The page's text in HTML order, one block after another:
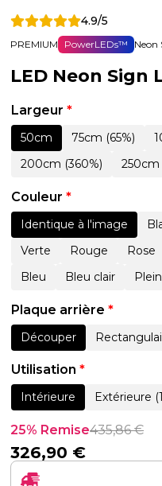
4.9/5
PREMIUM PowerLEDs™ Neon
LED Neon Sign
Largeur *
50cm 75cm (65%)
200cm (360%)
250cm
Couleur *
Identique à l'image
Verte
Rouge Rose
Bleu
Bleu clair
Plaque arrière *
Découper
Utilisation *
Intérieure Extérieure
25% Remise435,86€
326,90 €